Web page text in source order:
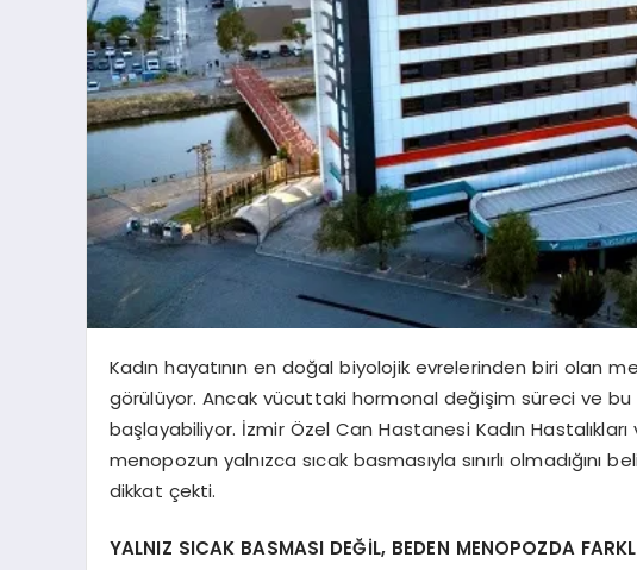
Kadın hayatının en doğal biyolojik evrelerinden biri olan
görülüyor. Ancak vücuttaki hormonal değişim süreci ve
başlayabiliyor. İzmir Özel Can Hastanesi Kadın
menopozun yalnızca sıcak basmasıyla sınırlı
dikkat çekti.
YALNIZ SICAK BASMASI DEĞİL, BEDEN MENOPOZDA